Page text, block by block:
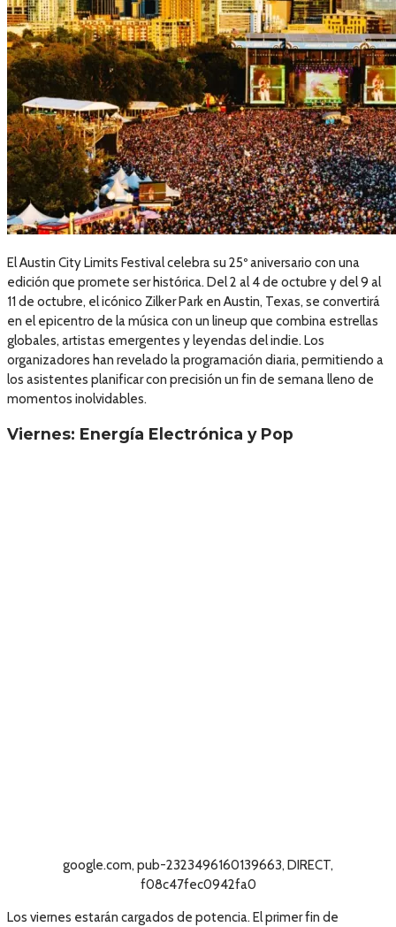
El Austin City Limits Festival celebra su 25º aniversario con una
edición que promete ser histórica. Del 2 al 4 de octubre y del 9 al
11 de octubre, el icónico Zilker Park en Austin, Texas, se convertirá
en el epicentro de la música con un lineup que combina estrellas
globales, artistas emergentes y leyendas del indie. Los
organizadores han revelado la programación diaria, permitiendo a
los asistentes planificar con precisión un fin de semana lleno de
momentos inolvidables.
Viernes: Energía Electrónica y Pop
google.com, pub-2323496160139663, DIRECT,
f08c47fec0942fa0
Los viernes estarán cargados de potencia. El primer fin de